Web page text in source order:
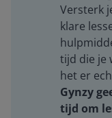
Versterk
klare
tijd die je
het er
Gynzy
tijd om